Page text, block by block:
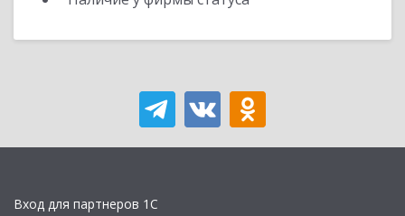
Вход для партнеров 1С